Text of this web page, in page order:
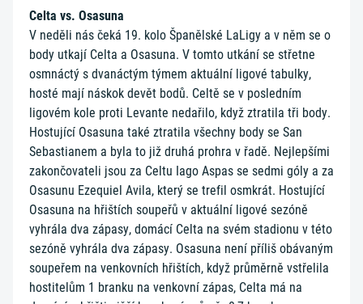
Celta vs. Osasuna
V neděli nás čeká 19. kolo Španělské LaLigy a v něm se o
body utkají Celta a Osasuna. V tomto utkání se střetne
osmnáctý s dvanáctým týmem aktuální ligové tabulky,
hosté mají náskok devět bodů. Celtě se v posledním
ligovém kole proti Levante nedařilo, když ztratila tři body.
Hostující Osasuna také ztratila všechny body se San
Sebastianem a byla to již druhá prohra v řadě. Nejlepšími
zakončovateli jsou za Celtu Iago Aspas se sedmi góly a za
Osasunu Ezequiel Avila, který se trefil osmkrát. Hostující
Osasuna na hřištích soupeřů v aktuální ligové sezóně
vyhrála dva zápasy, domácí Celta na svém stadionu v této
sezóně vyhrála dva zápasy. Osasuna není příliš obávaným
soupeřem na venkovních hřištích, když průměrně vstřelila
hostitelům 1 branku na venkovní zápas, Celta má na